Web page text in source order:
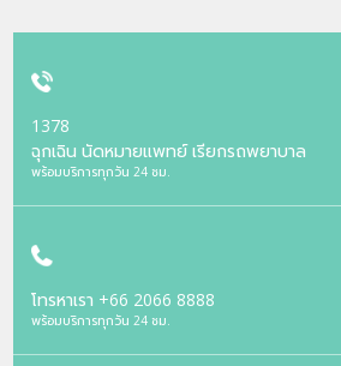
1378
ฉุกเฉิน นัดหมายแพทย์ เรียกรถพยาบาล
พร้อมบริการทุกวัน 24 ชม.
โทรหาเรา +66 2066 8888
พร้อมบริการทุกวัน 24 ชม.